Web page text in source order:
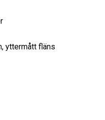
yttermått fläns